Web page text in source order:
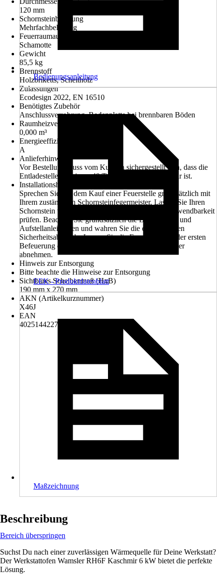
120 mm
Schornsteinbelegung
Mehrfachbelegung
Feuerraumauskleidung
Schamotte
Gewicht
85,5 kg
Brennstoff
Holzbriketts, Scheitholz
Zulassungen
Ecodesign 2022, EN 16510
Benötigtes Zubehör
Anschlussverrohrung, Bodenplatte bei brennbaren Böden
Raumheizvermögen
0,000 m³
Energieeffizienzklasse
A
Anlieferhinweis
Vor Bestellung muss vom Kunden sichergestellt sein, dass die
Entladestelle mit einem 40 Tonnen - LKW erreichbar ist.
Installationshinweis
Sprechen Sie vor dem Kauf einer Feuerstelle grundsätzlich mit
Ihrem zuständigen Schornsteinfegermeister. Lassen Sie Ihren
Schornstein vor dem Einbau der Feuerstelle auf Verwendbarkeit
prüfen. Beachten Sie grundsätzlich die Bedienungs- und
Aufstellanleitungen und wahren Sie die erforderlichen
Sicherheitsabstände. Lassen Sie die Feuerstelle vor der ersten
Befeuerung durch den Bezirksschornsteinfegermeister
abnehmen.
Hinweis zur Entsorgung
Bitte beachte die Hinweise zur Entsorgung
Sichtbares Scheibenmaß (HxB)
190 mm x 270 mm
AKN (Artikelkurznummer)
X46J
EAN
4025144227195
Bedienungsanleitung
EEK - Produktdatenblatt
Maßzeichnung
Beschreibung
Bereich überspringen
Suchst Du nach einer zuverlässigen Wärmequelle für Deine Werkstatt?
Der Werkstattofen Wamsler RH6F Kaschmir 6 kW bietet die perfekte
Lösung.